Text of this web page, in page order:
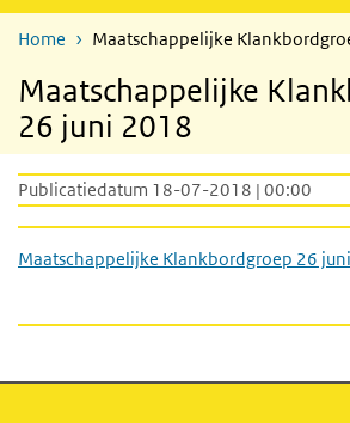
Home Maatschappelijke
Maatschappelijke
26 juni 2018
Publicatiedatum 18-07-2018 | 00:00
Maatschappelijke Klankbordgroep 26